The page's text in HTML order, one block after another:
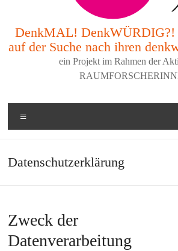
DenkMAL! DenkWÜRDIG?!
auf der Suche nach ihren
ein Projekt im Rahmen der
Datenschutzerklärung
Zweck der
Datenverarbeitung